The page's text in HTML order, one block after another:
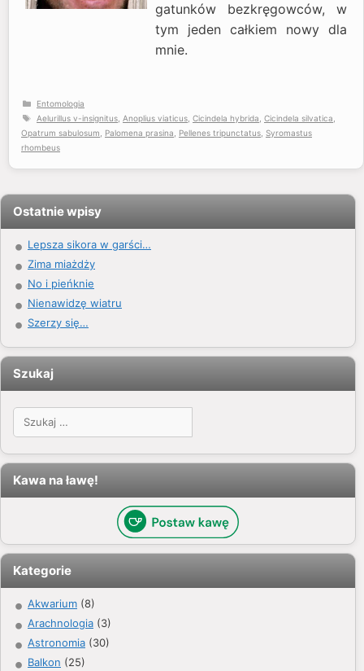
gatunków bezkręgowców, w
tym jeden całkiem nowy dla
mnie.
Kategorie
Entomologia
Tagi
Aelurillus v-insignitus Anoplius viaticus Cicindela hybrida Cicindela silvatica
Opatrum sabulosum
Palomena prasina Pellenes tripunctatus Syromastus
rhombeus
Ostatnie wpisy
Lepsza sikora w garści…
Zima miażdży
No i pieńknie
Nienawidzę wiatru
Szerzy się…
Szukaj
Szukaj:
Kawa na ławę!
Kategorie
Akwarium (8)
Arachnologia (3)
Astronomia (30)
Balkon (25)